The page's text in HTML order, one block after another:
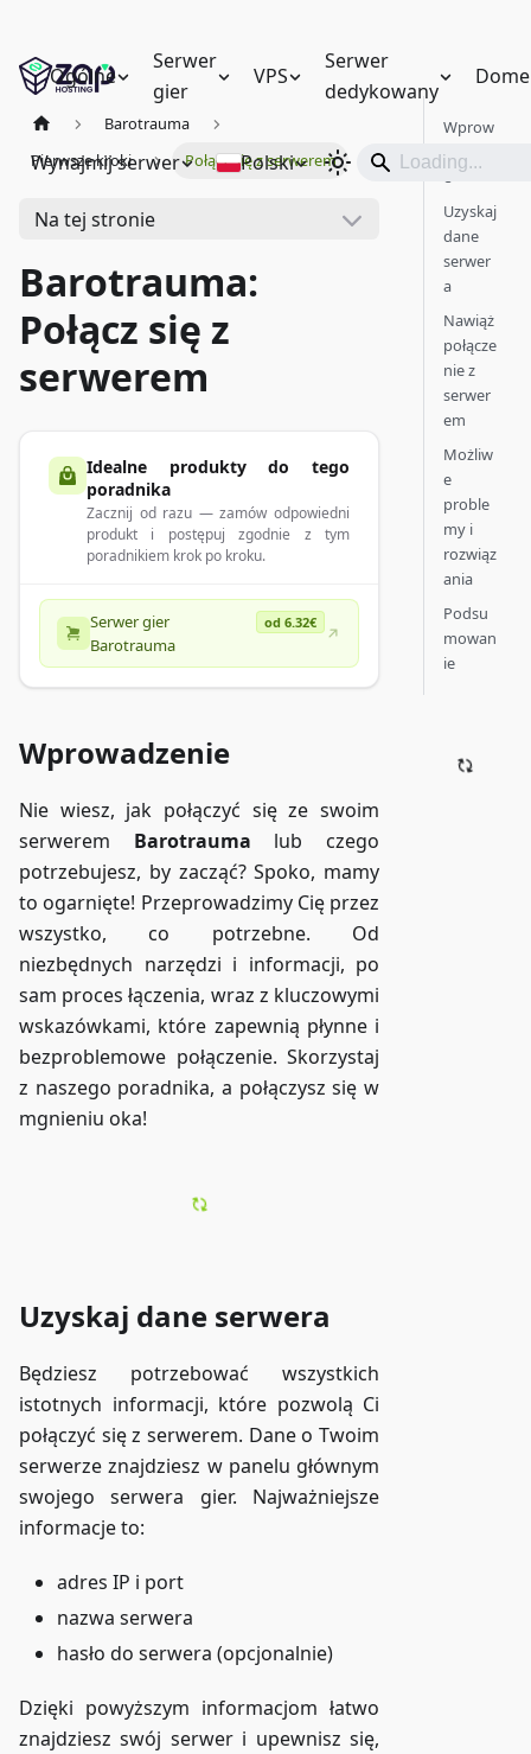
Ogólne
Serwer
gier
VPS
Serwer
dedykowany
Wynajmij serwer Polski
Barotrauma
Pierwsze kroki
Połącz się z serwerem
Na tej stronie
Barotrauma:
Połącz się z
serwerem
Idealne produkty do tego
poradnika
Zacznij od razu — zamów odpowiedni
produkt i postępuj zgodnie z tym
poradnikiem krok po kroku.
Serwer gier
Barotrauma
od 6.32€
Wprowadzenie
Nie wiesz, jak połączyć się ze swoim
serwerem Barotrauma lub czego
potrzebujesz, by zacząć? Spoko, mamy
to ogarnięte! Przeprowadzimy Cię przez
wszystko, co potrzebne. Od
niezbędnych narzędzi i informacji, po
sam proces łączenia, wraz z kluczowymi
wskazówkami, które zapewnią płynne i
bezproblemowe połączenie. Skorzystaj
z naszego poradnika, a połączysz się w
mgnieniu oka!
Uzyskaj dane serwera
Będziesz potrzebować wszystkich
istotnych informacji, które pozwolą Ci
połączyć się z serwerem. Dane o Twoim
serwerze znajdziesz w panelu głównym
swojego serwera gier. Najważniejsze
informacje to:
adres IP i port
nazwa serwera
hasło do serwera (opcjonalnie)
Dzięki powyższym informacjom łatwo
znajdziesz swój serwer i upewnisz się,
Wprow
adzeni
e
Uzyskaj
dane
serwer
a
Nawiąż
połącze
nie z
serwer
em
Możliw
e
proble
my i
rozwiąz
ania
Podsu
mowan
ie